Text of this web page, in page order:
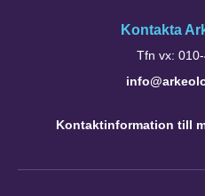
Kontakta
Tfn vx:
Kontaktinformation till